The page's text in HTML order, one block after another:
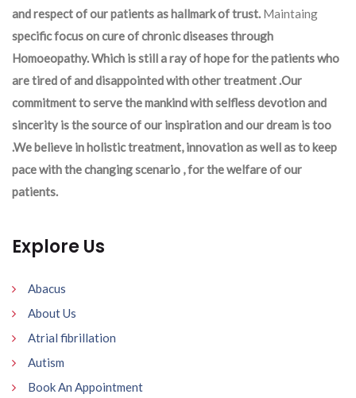
and respect of our patients as hallmark of trust. Maintaing
specific focus on cure of chronic diseases through
Homoeopathy. Which is still a ray of hope for the patients who
are tired of and disappointed with other treatment .Our
commitment to serve the mankind with selfless devotion and
sincerity is the source of our inspiration and our dream is too
.We believe in holistic treatment, innovation as well as to keep
pace with the changing scenario , for the welfare of our
patients.
Explore Us
Abacus
About Us
Atrial fibrillation
Autism
Book An Appointment